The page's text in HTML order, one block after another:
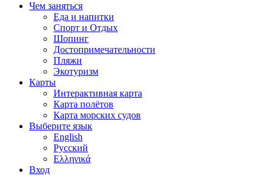
Чем заняться
Еда и напитки
Спорт и Отдых
Шопинг
Достопримечательности
Пляжи
Экотуризм
Карты
Интерактивная карта
Карта полётов
Карта морских судов
Выберите язык
English
Русский
Ελληνικά
Вход